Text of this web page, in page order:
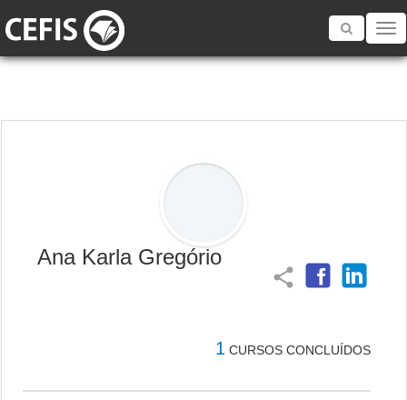
Toggle
Ana Karla Gregório
share
1 CURSOS CONCLUÍDOS